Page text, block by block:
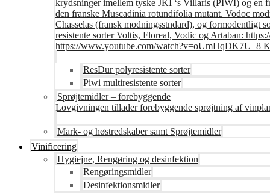
krydsninger imellem tyske JKI ‘s Villaris (PIWI) og en
den franske Muscadinia rotundifolia mutant. Vodoc
Chasselas (fransk modningsstndard), og formodentligt
resistente sorter Voltis, Floreal, Vodic og Artaban:
https://www.youtube.com/watch?v=oUmHqDK7U_8
ResDur polyresistente sorter
Piwi multiresistente sorter
Sprøjtemidler – forebyggende
Lovgivningen tillader forebyggende sprøjtning af
Mark- og høstredskaber samt Sprøjtemidler
Vinificering
Hygiejne, Rengøring og desinfektion
Rengøringsmidler
Desinfektionsmidler